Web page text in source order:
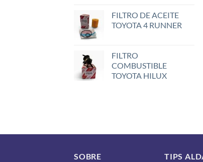
FILTRO DE ACEITE
TOYOTA 4 RUNNER
FILTRO
COMBUSTIBLE
TOYOTA HILUX
SOBRE
TIPS